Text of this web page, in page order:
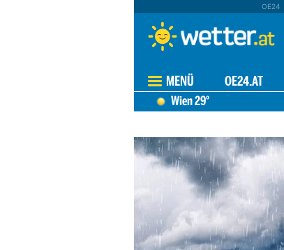
OE24
MENÜ OE24.AT
Wien29°